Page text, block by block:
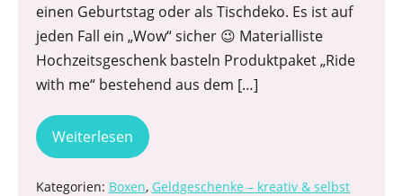
einen Geburtstag oder als Tischdeko. Es ist auf
jeden Fall ein „Wow“ sicher 😉 Materialliste
Hochzeitsgeschenk basteln Produktpaket „Ride
with me“ bestehend aus dem […]
Weiterlesen
Kategorien: Boxen, Geldgeschenke – kreativ & selbst